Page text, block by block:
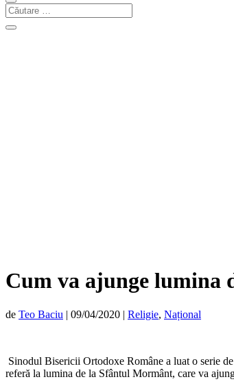
Cum va ajunge lumina
de Teo Baciu | 09/04/2020 | Religie, Național
Sinodul Bisericii Ortodoxe Române a luat o serie
referă la lumina de la Sfântul Mormânt, care va